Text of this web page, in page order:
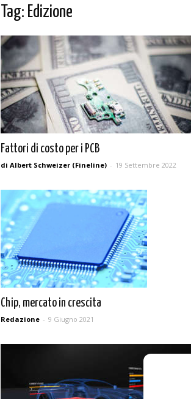
Tag: Edizione
Fattori di costo per i PCB
di Albert Schweizer (Fineline) - 19 Settembre 2022
Chip, mercato in crescita
Redazione - 9 Giugno 2021